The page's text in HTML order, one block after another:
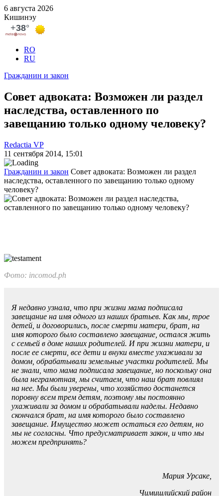
6 августа 2026
Кишинэу
RO
RU
Гражданин и закон
Совет адвоката: Возможен ли раздел
наследства, оставленного по
завещанию только одному человеку?
Redactia VP
11 сентября 2014, 15:01
Гражданин и закон Совет адвоката: Возможен ли раздел
наследства, оставленного по завещанию только одному
человеку?
Фото: incomod.ph
Я недавно узнала, что при жизни мама подписала
завещание на имя одного из наших братьев. Как мы, трое
детей, и договори­лись, после смерти матери, брат, на
имя ко­торого было составлено завещание, остался жить
с семьей в доме наших родителей. И при жизни матери, и
после ее смерти, все дети и внуки вместе ухаживали за
домом, обраба­тывали земельные участки родителей. Мы
не знали, что мама подписала завещание, но поскольку она
была неграмотная, мы счита­ем, что наш брат повлиял
на нее. Мы были уверены, что хозяйство достанется
поров­ну всем трем детям, поэтому мы постоян­но
ухаживали за домом и обрабатывали на­делы. Недавно
скончался брат, на имя кото­рого было составлено
завещание. Имущест­во может остаться его детям, но
мы не согласны. Что предусматривает закон, и что мы
можем предпринять?
Мария Урсаке,
Чимишлийский район